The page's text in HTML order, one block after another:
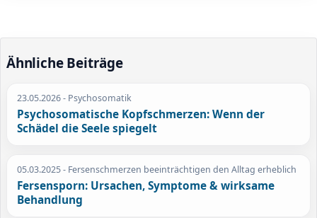
Ähnliche Beiträge
23.05.2026- Psychosomatik
Psychosomatische Kopfschmerzen: Wenn der
Schädel die Seele spiegelt
05.03.2025- Fersenschmerzen beeinträchtigen den Alltag erheblich
Fersensporn: Ursachen, Symptome & wirksame
Behandlung